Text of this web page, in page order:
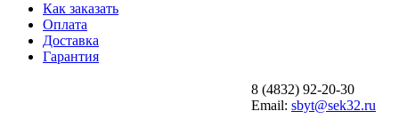
Как заказать
Оплата
Доставка
Гарантия
8 (4832) 92-20-30
Email: sbyt@sek32.ru